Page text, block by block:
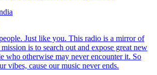
Just like you. This radio is a mirror of
is to search out and expose great new
who otherwise may never encounter it. So
vibes, cause our music never ends.